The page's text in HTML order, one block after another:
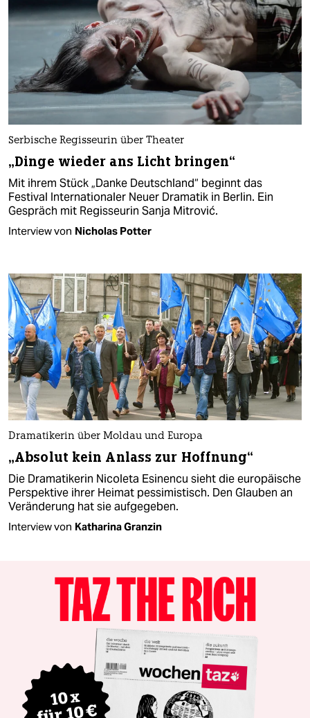
Serbische Regisseurin über Theater
„Dinge wieder ans Licht bringen“
Mit ihrem Stück „Danke Deutschland“ beginnt das
Festival Internationaler Neuer Dramatik in Berlin. Ein
Gespräch mit Regisseurin Sanja Mitrović.
Interview von Nicholas Potter
Dramatikerin über Moldau und Europa
„Absolut kein Anlass zur Hoffnung“
Die Dramatikerin Nicoleta Esinencu sieht die europäische
Perspektive ihrer Heimat pessimistisch. Den Glauben an
Veränderung hat sie aufgegeben.
Interview von Katharina Granzin